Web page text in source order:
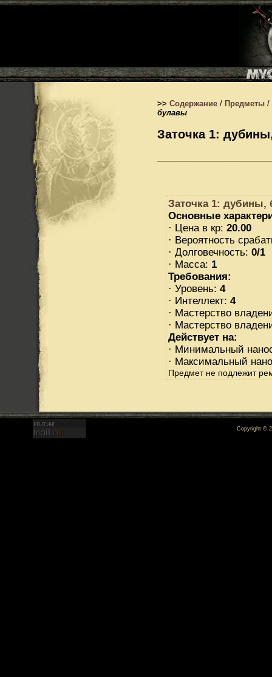
>> Содержание / Предметы /
булавы
Заточка 1:
Заточка 1: дубины,
Основные
· Цена в кр: 20.00
· Вероятность
· Долговечность: 0/1
· Масса: 1
Требования:
· Уровень: 4
· Интеллект: 4
· Мастерство
· Мастерство
Действует на:
· Минимальный
· Максимальный
Предмет не подлежит
Copyright ©